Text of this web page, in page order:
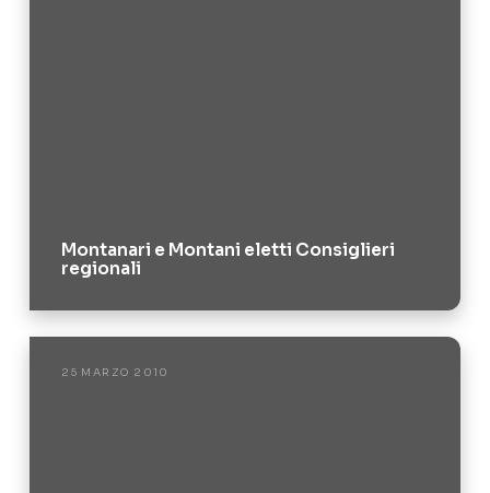
Montanari e Montani eletti Consiglieri
regionali
25 MARZO 2010